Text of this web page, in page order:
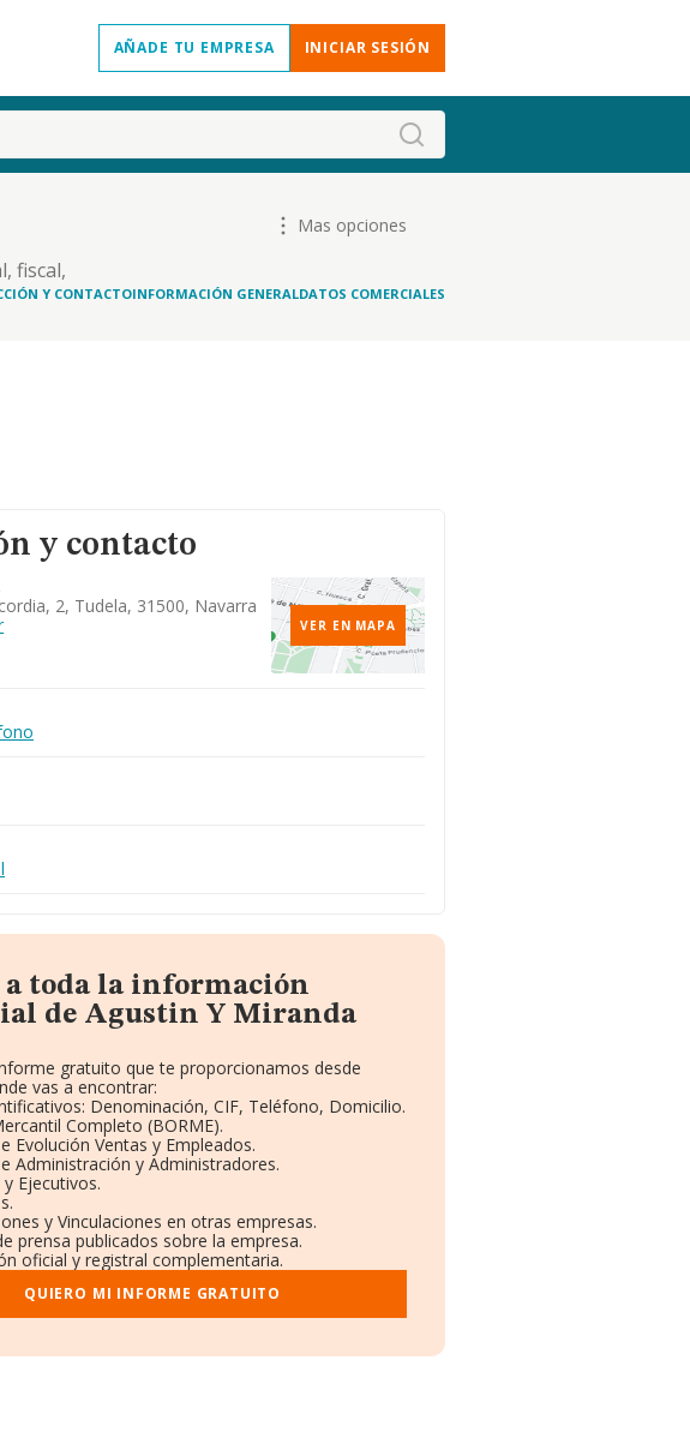
AÑADE TU EMPRESA INICIAR SESIÓN
fiscal,
Mas opciones
Y CONTACTOINFORMACIÓN GENERALDATOS COMERCIALES
y contacto
2, Tudela, 31500, Navarra
VER EN MAPA
a toda la información
de Agustin Y Miranda
gratuito que te proporcionamos desde
vas a encontrar:
Denominación, CIF, Teléfono, Domicilio.
Completo (BORME).
Evolución Ventas y Empleados.
Administración y Administradores.
Ejecutivos.
y Vinculaciones en otras empresas.
prensa publicados sobre la empresa.
oficial y registral complementaria.
QUIERO MI INFORME GRATUITO